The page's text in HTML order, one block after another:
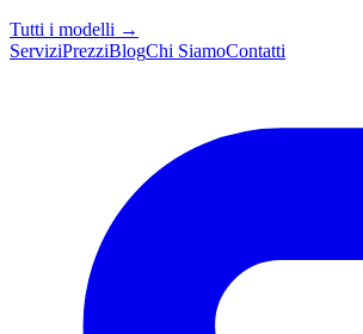
Tutti i modelli →
ServiziPrezziBlogChi SiamoContatti